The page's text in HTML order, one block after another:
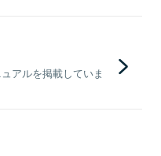
アルを掲載していま